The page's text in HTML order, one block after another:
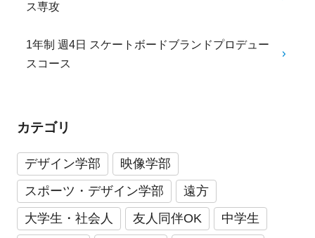
ス専攻
1年制 週4日 スケートボードブランドプロデュー
スコース
カテゴリ
デザイン学部
映像学部
スポーツ・デザイン学部
遠方
大学生・社会人
友人同伴OK
中学生